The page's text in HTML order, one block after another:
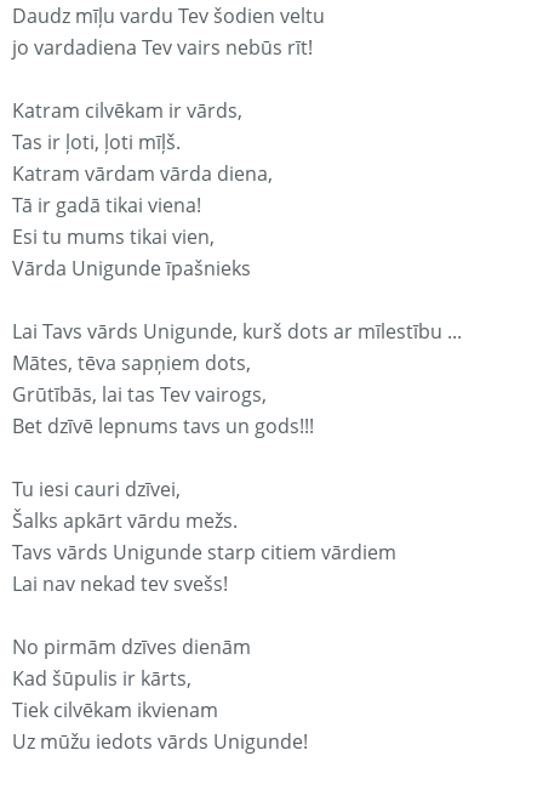
Daudz mīļu vardu Tev šodien veltu
jo vardadiena Tev vairs nebūs rīt!
Katram cilvēkam ir vārds,
Tas ir ļoti, ļoti mīļš.
Katram vārdam vārda diena,
Tā ir gadā tikai viena!
Esi tu mums tikai vien,
Vārda Unigunde īpašnieks
Lai Tavs vārds Unigunde, kurš dots ar mīlestību ...
Mātes, tēva sapņiem dots,
Grūtībās, lai tas Tev vairogs,
Bet dzīvē lepnums tavs un gods!!!
Tu iesi cauri dzīvei,
Šalks apkārt vārdu mežs.
Tavs vārds Unigunde starp citiem vārdiem
Lai nav nekad tev svešs!
No pirmām dzīves dienām
Kad šūpulis ir kārts,
Tiek cilvēkam ikvienam
Uz mūžu iedots vārds Unigunde!